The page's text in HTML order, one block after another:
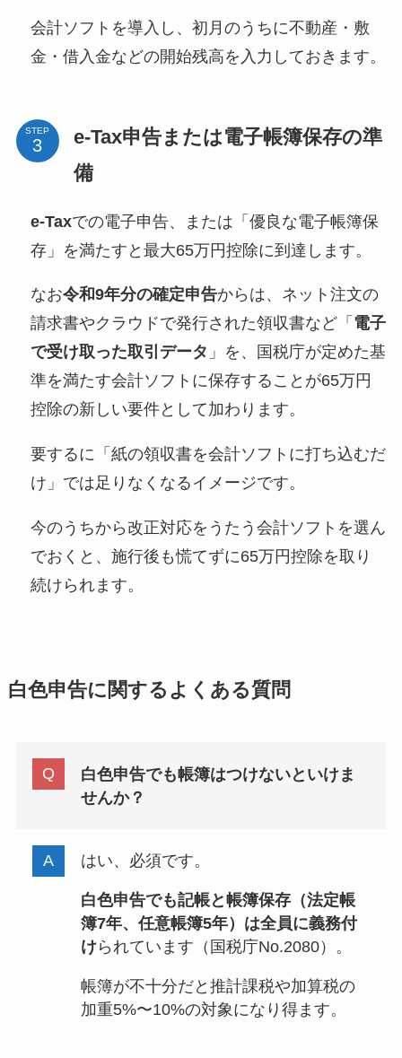
会計ソフトを導入し、初月のうちに不動産・敷
金・借入金などの開始残高を入力しておきます。
STEP
e-Tax申告または電子帳簿保存の準
備
e-Taxでの電子申告、または「優良な電子帳簿保
存」を満たすと最大65万円控除に到達します。
なお令和9年分の確定申告からは、ネット注文の
請求書やクラウドで発行された領収書など「 電子
で受け取った取引データ 」を、国税庁が定めた基
準を満たす会計ソフトに保存することが65万円
控除の新しい要件として加わります。
要するに「紙の領収書を会計ソフトに打ち込むだ
け」では足りなくなるイメージです。
今のうちから改正対応をうたう会計ソフトを選ん
でおくと、施行後も慌てずに65万円控除を取り
続けられます。
白色申告に関するよくある質問
白色申告でも帳簿はつけないといけま
せんか？
はい、必須です。
白色申告でも記帳と帳簿保存（法定帳
簿7年、任意帳簿5年）は全員に義務付
けられています（国税庁No.2080）。
帳簿が不十分だと推計課税や加算税の
加重5%〜10%の対象になり得ます。